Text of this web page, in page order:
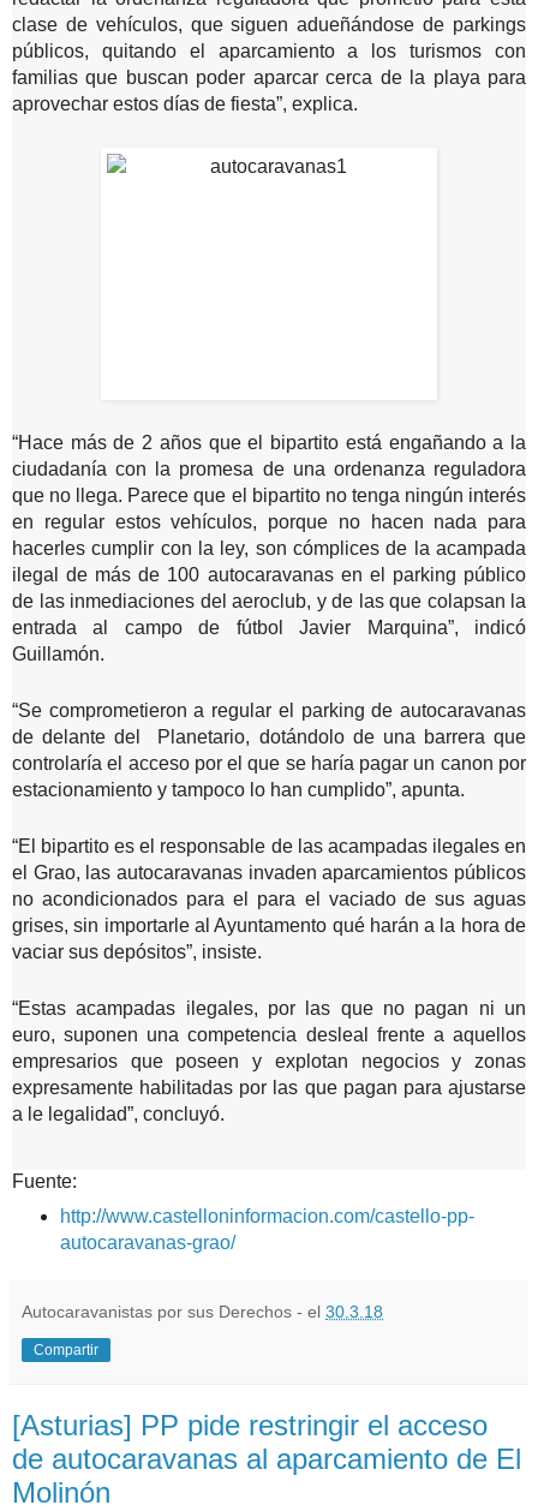
clase de vehículos, que siguen adueñándose de parkings
públicos, quitando el aparcamiento a los turismos con
familias que buscan poder aparcar cerca de la playa para
aprovechar estos días de fiesta”, explica.
“Hace más de 2 años que el bipartito está engañando a la
ciudadanía con la promesa de una ordenanza reguladora
que no llega. Parece que el bipartito no tenga ningún interés
en regular estos vehículos, porque no hacen nada para
hacerles cumplir con la ley, son cómplices de la acampada
ilegal de más de 100 autocaravanas en el parking público
de las inmediaciones del aeroclub, y de las que colapsan la
entrada al campo de fútbol Javier Marquina”, indicó
Guillamón.
“Se comprometieron a regular el parking de autocaravanas
de delante del Planetario, dotándolo de una barrera que
controlaría el acceso por el que se haría pagar un canon por
estacionamiento y tampoco lo han cumplido”, apunta.
“El bipartito es el responsable de las acampadas ilegales en
el Grao, las autocaravanas invaden aparcamientos públicos
no acondicionados para el para el vaciado de sus aguas
grises, sin importarle al Ayuntamento qué harán a la hora de
vaciar sus depósitos”, insiste.
“Estas acampadas ilegales, por las que no pagan ni un
euro, suponen una competencia desleal frente a aquellos
empresarios que poseen y explotan negocios y zonas
expresamente habilitadas por las que pagan para ajustarse
a le legalidad”, concluyó.
Fuente:
http://www.castelloninformacion.com/castello-pp-
autocaravanas-grao/
Autocaravanistas por sus Derechos - el 30.3.18
Compartir
[Asturias] PP pide restringir el acceso
de autocaravanas al aparcamiento de El
Molinón